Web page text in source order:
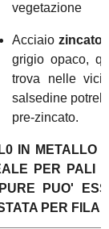
vegetazione
Acciaio zincato
grigio opaco,
trova nelle
salsedine
pre-zincato.
IN METALLO
PER PALI
PUO'
PER